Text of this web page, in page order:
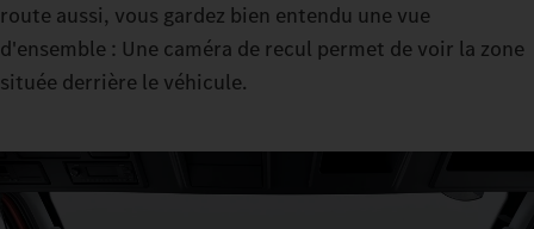
route aussi, vous gardez bien entendu une vue
d'ensemble : Une caméra de recul permet de voir la zone
située derrière le véhicule.